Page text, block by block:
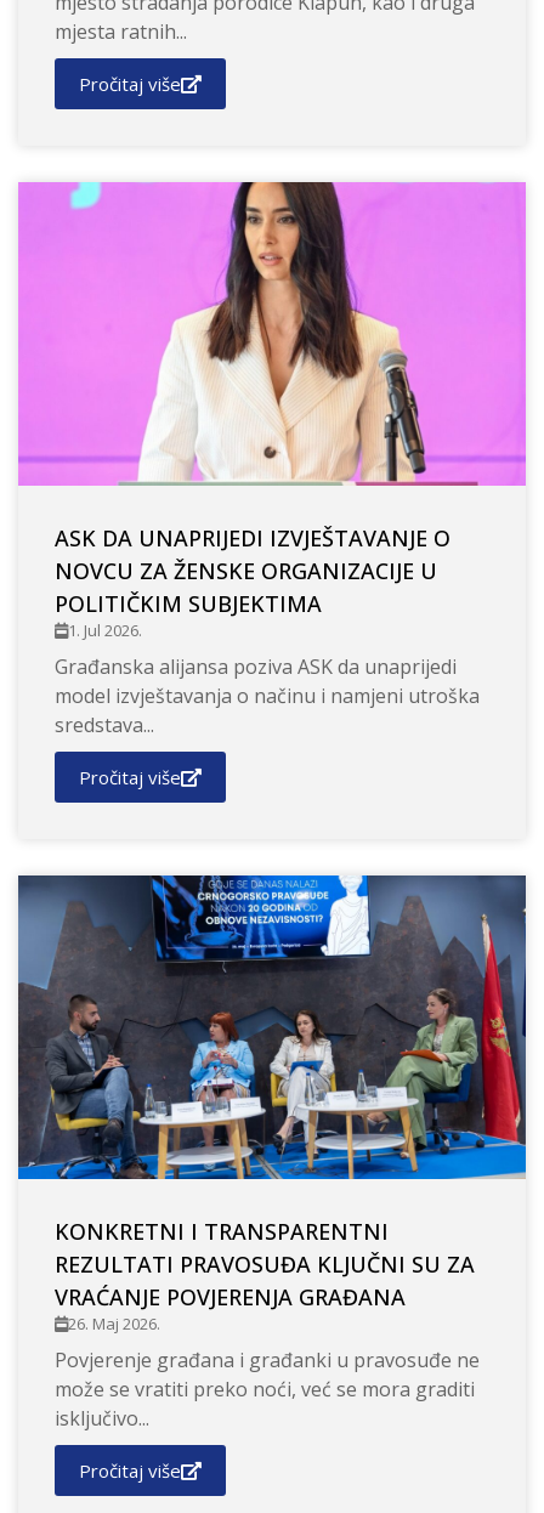
mjesta ratnih...
Pročitaj više
ASK DA UNAPRIJEDI IZVJEŠTAVANJE O
NOVCU ZA ŽENSKE ORGANIZACIJE U
POLITIČKIM SUBJEKTIMA
1. Jul 2026.
Građanska alijansa poziva ASK da unaprijedi
model izvještavanja o načinu i namjeni utroška
sredstava...
Pročitaj više
KONKRETNI I TRANSPARENTNI
REZULTATI PRAVOSUĐA KLJUČNI SU ZA
VRAĆANJE POVJERENJA GRAĐANA
26. Maj 2026.
Povjerenje građana i građanki u pravosuđe ne
može se vratiti preko noći, već se mora graditi
isključivo...
Pročitaj više